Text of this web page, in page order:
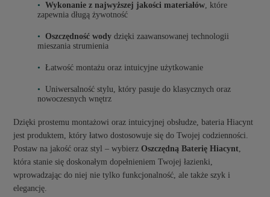
Wykonanie z najwyższej jakości materiałów, które
zapewnia długą żywotność
Oszczędność wody dzięki zaawansowanej technologii
mieszania strumienia
Łatwość montażu oraz intuicyjne użytkowanie
Uniwersalność stylu, który pasuje do klasycznych oraz
nowoczesnych wnętrz
Dzięki prostemu montażowi oraz intuicyjnej obsłudze, bateria Hiacynt
jest produktem, który łatwo dostosowuje się do Twojej codzienności.
Postaw na jakość oraz styl – wybierzOszczędną Baterię Hiacynt,
która stanie się doskonałym dopełnieniem Twojej łazienki,
wprowadzając do niej nie tylko funkcjonalność, ale także szyk i
elegancję.